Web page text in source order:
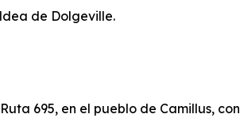
de Dolgeville.
695, en el pueblo de Camillus,